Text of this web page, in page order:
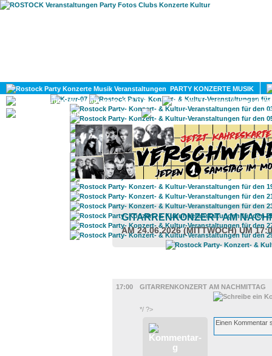
PARTY KONZERTE MUSIK
KULTUR
GAY
GITARRENKONZERT AM
AM 24.06.2026 (MITTWOCH) UM
17:00
GITARRENKONZERT AM NACHMITTAG
*/ ?>